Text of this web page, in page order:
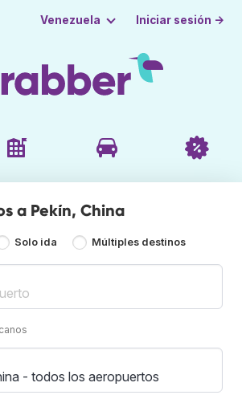
Venezuela Iniciar sesión →
a Pekín, China
Solo ida Múltiples destinos